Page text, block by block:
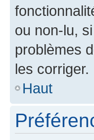
ou non-lu,
problèmes
les corriger.
Haut